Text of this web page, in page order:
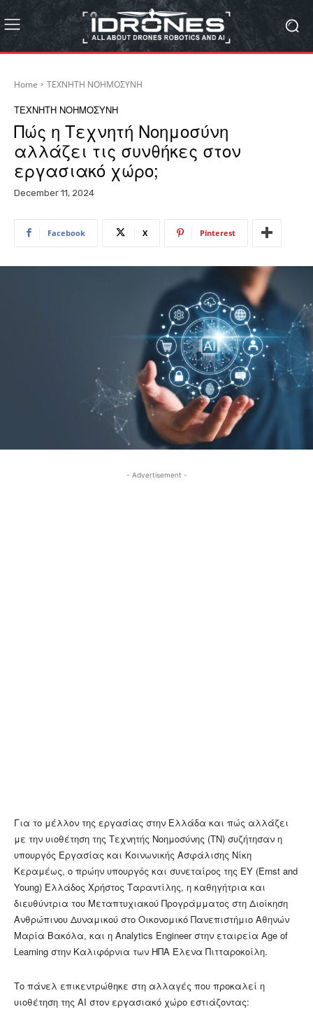
Home ΤΕΧΝΗΤΗ ΝΟΗΜΟΣΥΝΗ
ΤΕΧΝΗΤΗ ΝΟΗΜΟΣΥΝΗ
Πώς η Τεχνητή Νοημοσύνη
αλλάζει τις συνθήκες στον
εργασιακό χώρο;
December 11, 2024
Facebook X Pinterest
- Advertisement -
Για το μέλλον της εργασίας στην Ελλάδα και πώς αλλάζει
με την υιοθέτηση της Τεχνητής Νοημοσύνης (ΤΝ) συζήτησαν η
υπουργός Εργασίας και Κοινωνικής Ασφάλισης Νίκη
Κεραμέως, ο πρώην υπουργός και συνεταίρος της EY (Ernst and
Young) Ελλάδος Χρήστος Ταραντίλης, η καθηγήτρια και
διευθύντρια του Μεταπτυχιακού Προγράμματος στη Διοίκηση
Ανθρώπινου Δυναμικού στο Οικονομικό Πανεπιστήμιο Αθηνών
Μαρία Βακόλα, και η Analytics Engineer στην εταιρεία Age of
Learning στην Καλιφόρνια των ΗΠΑ Έλενα Πιτταροκοίλη.
Το πάνελ επικεντρώθηκε στη αλλαγές που προκαλεί η
υιοθέτηση της ΑΙ στον εργασιακό χώρο εστιάζοντας: